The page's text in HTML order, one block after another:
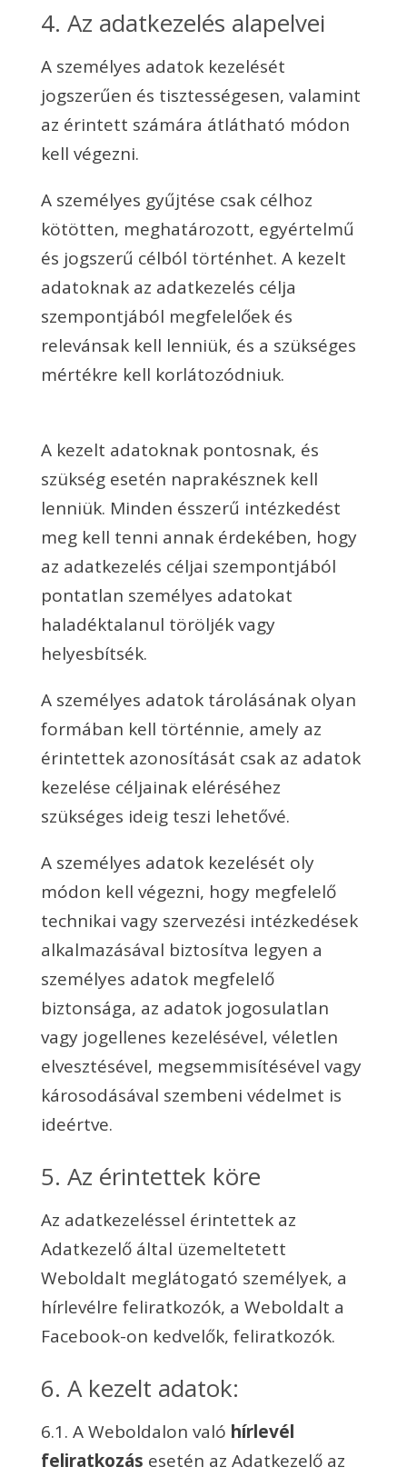
4. Az adatkezelés alapelvei
A személyes adatok kezelését
jogszerűen és tisztességesen, valamint
az érintett számára átlátható módon
kell végezni.
A személyes gyűjtése csak célhoz
kötötten, meghatározott, egyértelmű
és jogszerű célból történhet. A kezelt
adatoknak az adatkezelés célja
szempontjából megfelelőek és
relevánsak kell lenniük, és a szükséges
mértékre kell korlátozódniuk.
A kezelt adatoknak pontosnak, és
szükség esetén naprakésznek kell
lenniük. Minden ésszerű intézkedést
meg kell tenni annak érdekében, hogy
az adatkezelés céljai szempontjából
pontatlan személyes adatokat
haladéktalanul töröljék vagy
helyesbítsék.
A személyes adatok tárolásának olyan
formában kell történnie, amely az
érintettek azonosítását csak az adatok
kezelése céljainak eléréséhez
szükséges ideig teszi lehetővé.
A személyes adatok kezelését oly
módon kell végezni, hogy megfelelő
technikai vagy szervezési intézkedések
alkalmazásával biztosítva legyen a
személyes adatok megfelelő
biztonsága, az adatok jogosulatlan
vagy jogellenes kezelésével, véletlen
elvesztésével, megsemmisítésével vagy
károsodásával szembeni védelmet is
ideértve.
5. Az érintettek köre
Az adatkezeléssel érintettek az
Adatkezelő által üzemeltetett
Weboldalt meglátogató személyek, a
hírlevélre feliratkozók, a Weboldalt a
Facebook-on kedvelők, feliratkozók.
6. A kezelt adatok:
6.1. A Weboldalon való hírlevél
feliratkozás esetén az Adatkezelő az